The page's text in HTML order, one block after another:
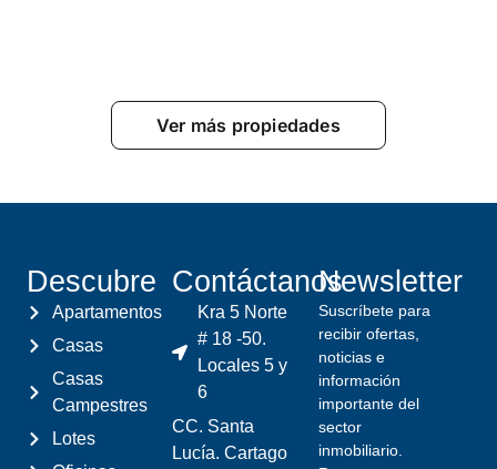
Ver más propiedades
Descubre
Apartamentos
Casas
Casas
Campestres
Lotes
Contáctanos
Kra 5 Norte
# 18 -50.
Locales 5 y
6
CC. Santa
Lucía. Cartago
Newsletter
Suscríbete para
recibir ofertas,
noticias e
información
importante del
sector
inmobiliario.